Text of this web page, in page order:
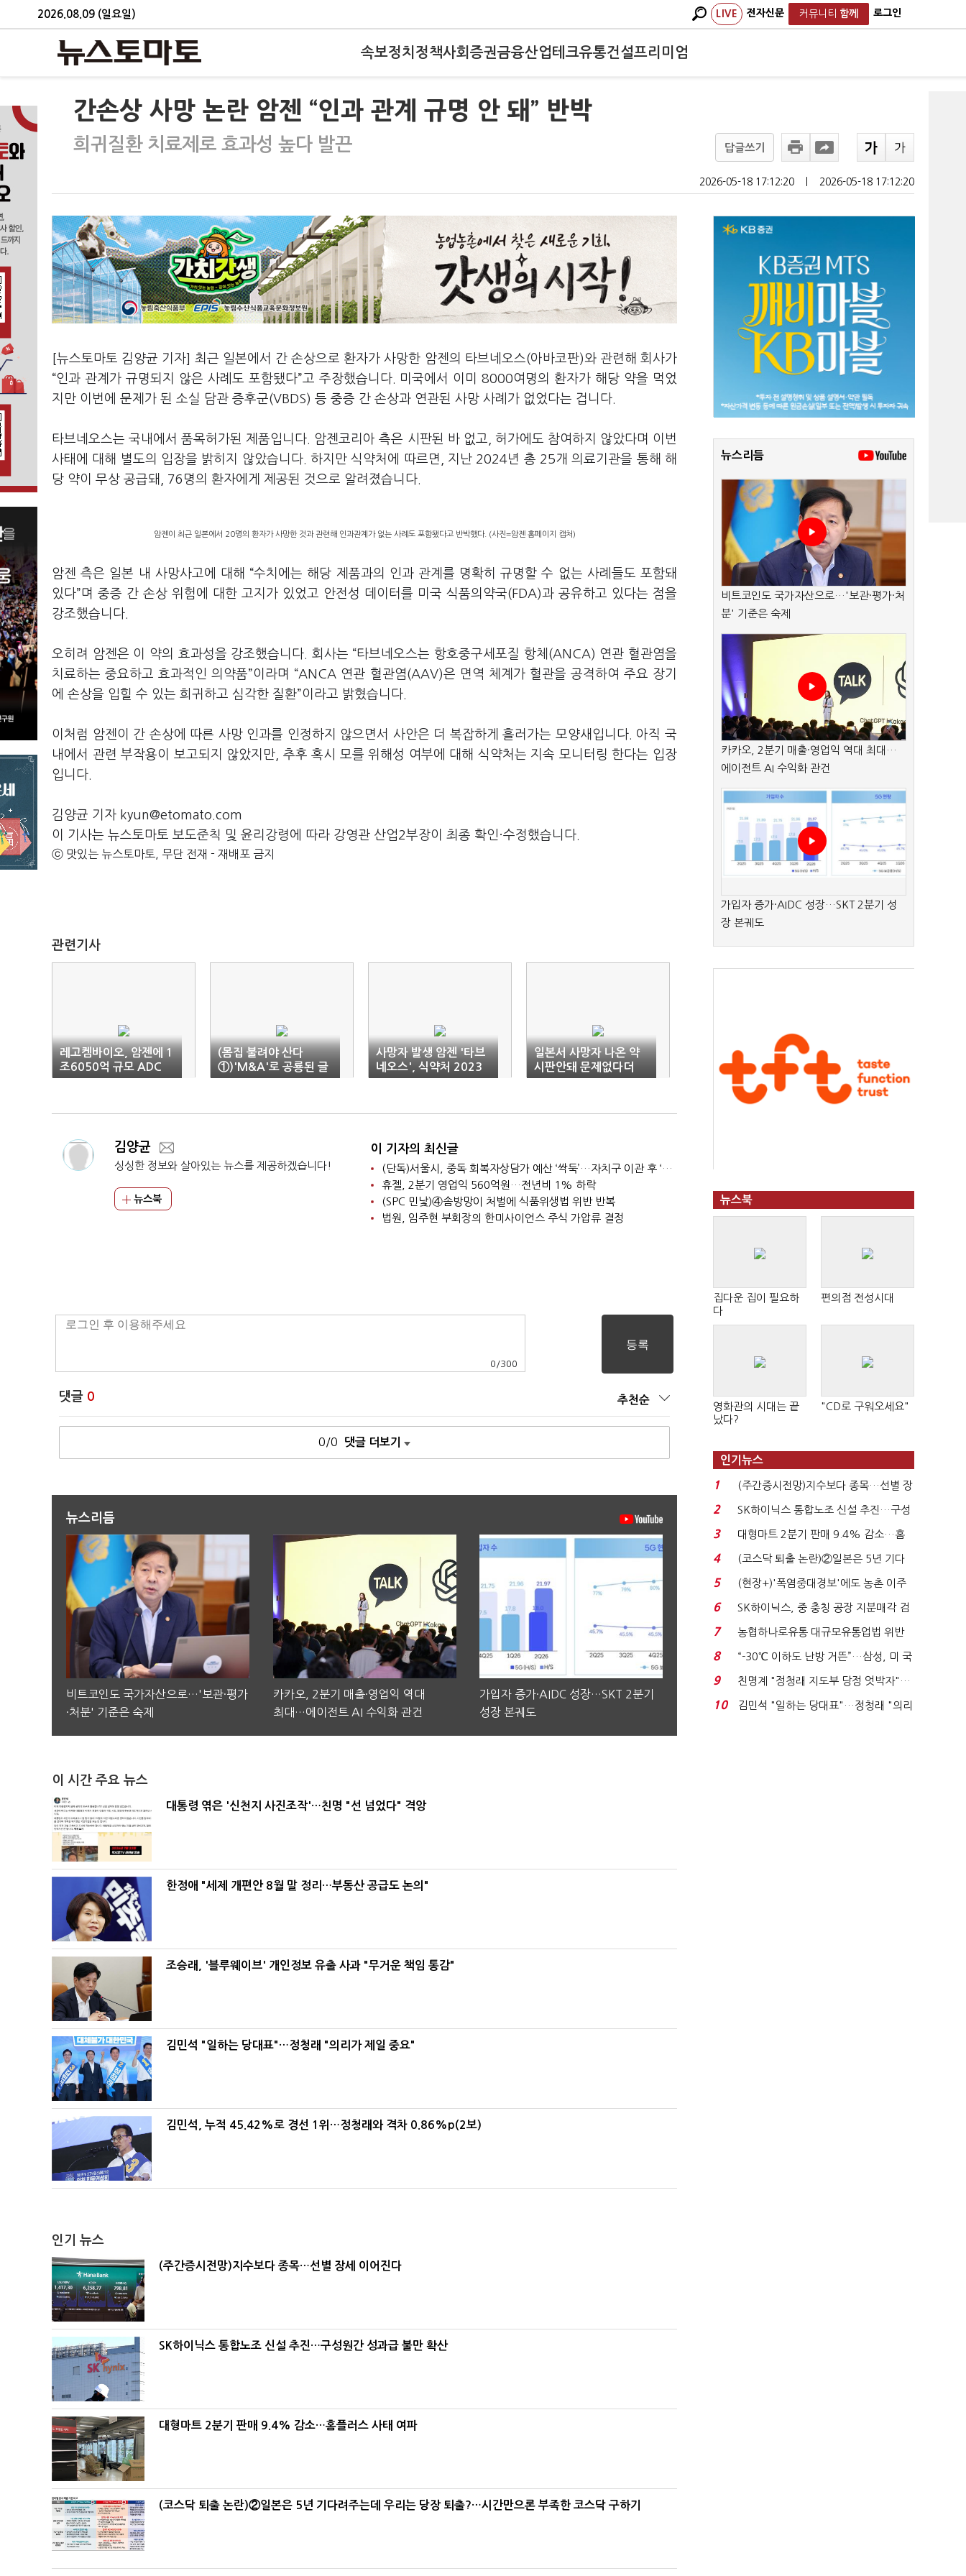
2026.08.09 (일요일) LIVE 전자신문 커뮤니티 함께 로그인
속보정치 정책사회 증권금융산업테크유통건설프리미엄
간손상 사망 논란 암젠 “인과 관계 규명 안 돼” 반박
희귀질환 치료제로 효과성 높다 발끈 답글쓰기
2026-05-18 17:12:20 2026-05-18 17:12:20
[뉴스토마토 김양균 기자] 최근 일본에서 간 손상으로 환자가 사망한 암젠의 타브네오스(아바코판)와 관련해 회사가
“인과 관계가 규명되지 않은 사례도 포함됐다”고 주장했습니다. 미국에서 이미 8000여명의 환자가 해당 약을 먹었
지만 이번에 문제가 된 소실 담관 증후군(VBDS) 등 중증 간 손상과 연관된 사망 사례가 없었다는 겁니다.
타브네오스는 국내에서 품목허가된 제품입니다. 암젠코리아 측은 시판된 바 없고, 허가에도 참여하지 않았다며 이번
사태에 대해 별도의 입장을 밝히지 않았습니다. 하지만 식약처에 따르면, 지난 2024년 총 25개 의료기관을 통해 해
당 약이 무상 공급돼, 76명의 환자에게 제공된 것으로 알려졌습니다.
암젠이 최근 일본에서 20명의 환자가 사망한 것과 관련해 인과관계가 없는 사례도 포함됐다고 반박했다. (사진=암젠 홈페이지 캡처)
암젠 측은 일본 내 사망사고에 대해 “수치에는 해당 제품과의 인과 관계를 명확히 규명할 수 없는 사례들도 포함돼
있다”며 중증 간 손상 위험에 대한 고지가 있었고 안전성 데이터를 미국 식품의약국(FDA)과 공유하고 있다는 점을
강조했습니다.
오히려 암젠은 이 약의 효과성을 강조했습니다. 회사는 “타브네오스는 항호중구세포질 항체(ANCA) 연관 혈관염을
치료하는 중요하고 효과적인 의약품”이라며 “ANCA 연관 혈관염(AAV)은 면역 체계가 혈관을 공격하여 주요 장기
에 손상을 입힐 수 있는 희귀하고 심각한 질환”이라고 밝혔습니다.
이처럼 암젠이 간 손상에 따른 사망 인과를 인정하지 않으면서 사안은 더 복잡하게 흘러가는 모양새입니다. 아직 국
내에서 관련 부작용이 보고되지 않았지만, 추후 혹시 모를 위해성 여부에 대해 식약처는 지속 모니터링 한다는 입장
입니다.
김양균 기자 kyun@etomato.com
이 기사는 뉴스토마토 보도준칙 및 윤리강령에 따라 강영관 산업2부장이 최종 확인·수정했습니다.
ⓒ 맛있는 뉴스토마토, 무단 전재 - 재배포 금지
관련기사
레고켐바이오, 암젠에 1
조6050억 규모 ADC
기술 이전
(몸집 불려야 산다
①)'M&A'로 공룡된 글
로벌 제약사
사망자 발생 암젠 '타브
네오스', 식약처 2023
년 허가했다
일본서 사망자 나온 약
시판안돼 문제없다더
니…국내 공급됐다
김양균
싱싱한 정보와 살아있는 뉴스를 제공하겠습니다!
뉴스북
이 기자의 최신글
(단독)서울시, 중독 회복자상담가 예산 ‘싹둑’…자치구 이관 후 ‘사업 축소’ 위기
휴젤, 2분기 영업익 560억원…전년비 1% 하락
(SPC 민낯)④솜방망이 처벌에 식품위생법 위반 반복
법원, 임주현 부회장의 한미사이언스 주식 가압류 결정
0 /300
댓글 0 추천순
0/0 댓글 더보기
뉴스리듬
비트코인도 국가자산으로…'보관·평가
·처분' 기준은 숙제
카카오, 2분기 매출·영업익 역대
최대…에이전트 AI 수익화 관건
가입자 증가·AIDC 성장…SKT 2분기
성장 본궤도
이 시간 주요 뉴스
대통령 엮은 '신천지 사진조작'…친명 "선 넘었다" 격앙
한정애 "세제 개편안 8월 말 정리…부동산 공급도 논의"
조승래, '블루웨이브' 개인정보 유출 사과 "무거운 책임 통감"
김민석 "일하는 당대표"…정청래 "의리가 제일 중요"
김민석, 누적 45.42%로 경선 1위…정청래와 격차 0.86%p(2보)
인기 뉴스
(주간증시전망)지수보다 종목…선별 장세 이어진다
SK하이닉스 통합노조 신설 추진…구성원간 성과급 불만 확산
대형마트 2분기 판매 9.4% 감소…홈플러스 사태 여파
(코스닥 퇴출 논란)②일본은 5년 기다려주는데 우리는 당장 퇴출?…시간만으론 부족한 코스닥 구하기
뉴스리듬
비트코인도 국가자산으로…'보관·평가·처
분' 기준은 숙제
카카오, 2분기 매출·영업익 역대 최대…
에이전트 AI 수익화 관건
가입자 증가·AIDC 성장…SKT 2분기 성
장 본궤도
뉴스북
집다운 집이 필요하
다
편의점 전성시대
영화관의 시대는 끝
났다?
"CD로 구워오세요"
인기뉴스
1
(주간증시전망)지수보다 종목…선별 장
세 이어진다...
2
SK하이닉스 통합노조 신설 추진…구성
원간 성과급 불...
3
대형마트 2분기 판매 9.4% 감소…홈
플러스 사태 여파...
4
(코스닥 퇴출 논란)②일본은 5년 기다
려주는데 우리는 ...
5
(현장+)'폭염중대경보'에도 농촌 이주
노동자는 강행군…'야...
6
SK하이닉스, 중 충칭 공장 지분매각 검
토?…“확정된 바...
7
농협하나로유통 대규모유통업법 위반
적발…공정위, 과...
8
“-30℃ 이하도 난방 거뜬”…삼성, 미 국
립연구소와 개...
9
친명계 "정청래 지도부 당정 엇박자"…
친청계 "신천지 오...
10
김민석 "일하는 당대표"…정청래 "의리